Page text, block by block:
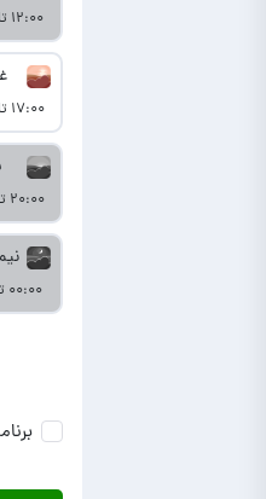
۱۲:۰۰ تا ۱۷:۰۰
۱۷:۰۰ تا ۲۰:۰۰
۲۰:۰۰ تا ۰۰:۰۰
۰۰:۰۰ تا ۸:۰۰